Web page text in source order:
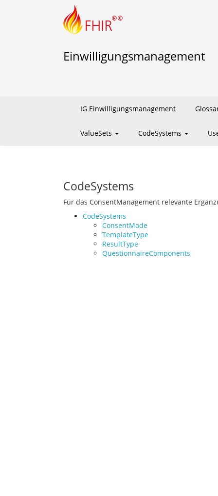
Einwilligungsmanagement
IG Einwilligungsmanagement
ValueSets CodeSystems
CodeSystems
Für das ConsentManagement relevante
CodeSystems
ConsentMode
TemplateType
ResultType
QuestionnaireComponents